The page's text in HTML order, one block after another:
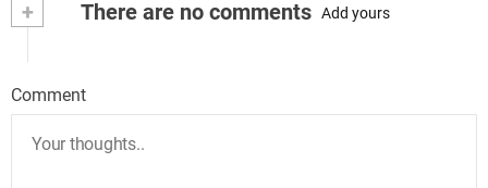
+ There are no comments Add yours
Comment